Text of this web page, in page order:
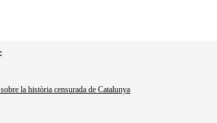
:
la història censurada de Catalunya